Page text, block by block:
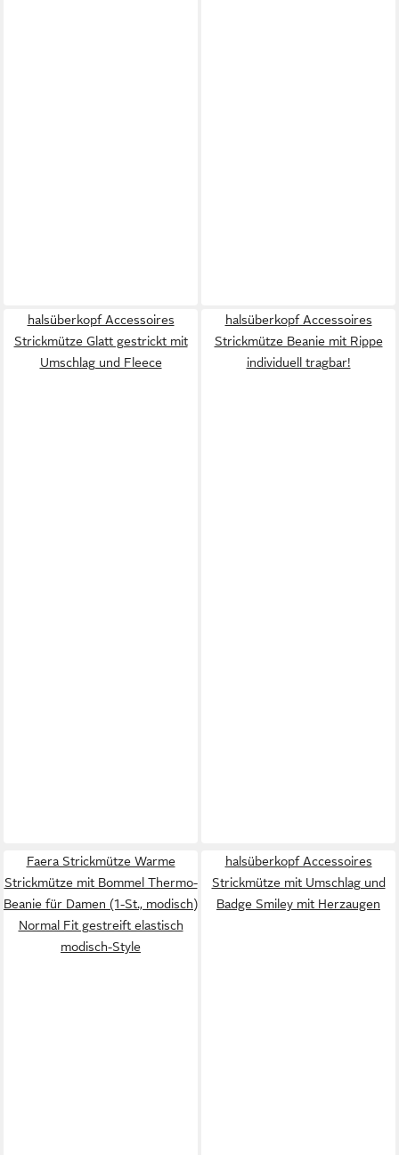
halsüberkopf Accessoires
Strickmütze Glatt gestrickt mit
Umschlag und Fleece
halsüberkopf Accessoires
Strickmütze Beanie mit Rippe
individuell tragbar!
Faera Strickmütze Warme
Strickmütze mit Bommel Thermo-
Beanie für Damen (1-St., modisch)
Normal Fit gestreift elastisch
modisch-Style
halsüberkopf Accessoires
Strickmütze mit Umschlag und
Badge Smiley mit Herzaugen